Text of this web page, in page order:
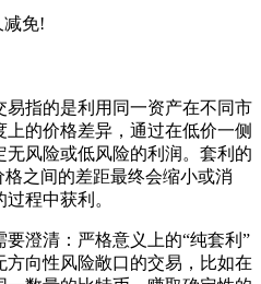
减免!
指的是利用同一资产在不同市
的价格差异，通过在低价一侧
风险或低风险的利润。套利的
之间的差距最终会缩小或消
程中获利。
澄清：严格意义上的“纯套利”
向性风险敞口的交易，比如在